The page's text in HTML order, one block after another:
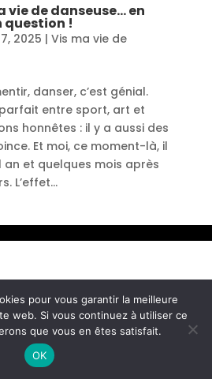
vie de danseuse… en
question !
2025 | Vis ma vie de
danser, c’est génial.
entre sport, art et
honnêtes : il y a aussi des
Et moi, ce moment-là, il
an et quelques mois après
L’effet...
pour vous garantir la meilleure
web. Si vous continuez à utiliser ce
que vous en êtes satisfait.
OK